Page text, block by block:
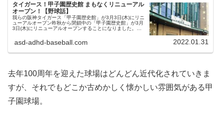
タイガース！甲子園歴史館 まもなくリニューアル
オープン！【野球話】
我らの阪神タイガース「甲子園歴史館」が3月3日(木)にリニ
ューアルオープン昨秋から閉鎖中の「甲子園歴史館」が3月
3日(木)にリニューアルオープンすることになりました。父
展示物の充実が期待...
asd-adhd-baseball.com 2022.01.31
去年100周年を迎えた球場はどんどん近代化されていきま
すが、それでもどこか古めかしく懐かしい雰囲気がある甲
子園球場。